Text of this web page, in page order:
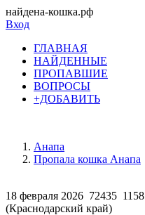
найдена-кошка.рф
Вход
ГЛАВНАЯ
НАЙДЕННЫЕ
ПРОПАВШИЕ
ВОПРОСЫ
+ДОБАВИТЬ
Анапа
Пропала кошка Анапа
18 февраля 2026 72435 1158
(Краснодарский край)